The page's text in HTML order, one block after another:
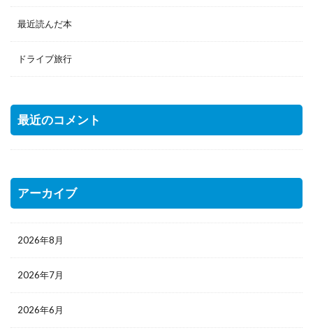
最近読んだ本
ドライブ旅行
最近のコメント
アーカイブ
2026年8月
2026年7月
2026年6月